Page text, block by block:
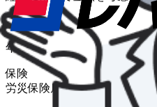
賞与
年2回
保険
労災保険雇用保険健康保険 厚